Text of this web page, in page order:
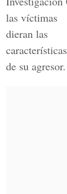
las víctimas
dieran las
características
de su agresor.